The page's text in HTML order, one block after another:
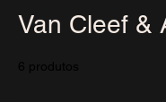
Van Cleef &